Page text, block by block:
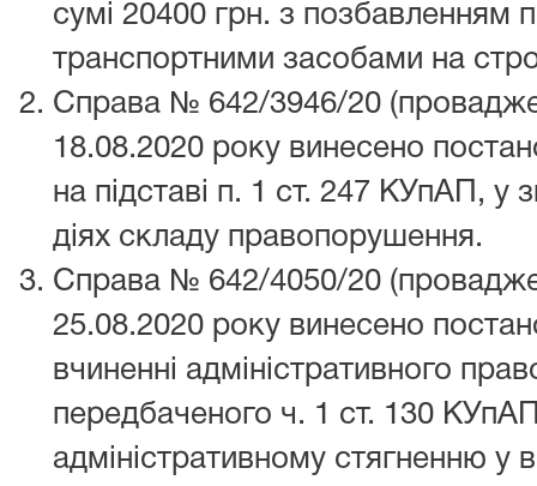
сумі 20400 грн. з позбавленням
транспортними засобами на
Справа № 642/3946/20
18.08.2020 року винесено
на підставі п. 1 ст. 247 КУпАП, у
діях складу правопорушення.
Справа № 642/4050/20
25.08.2020 року винесено
вчиненні адміністративного
передбаченого ч. 1 ст. 130
адміністративному стягненню у